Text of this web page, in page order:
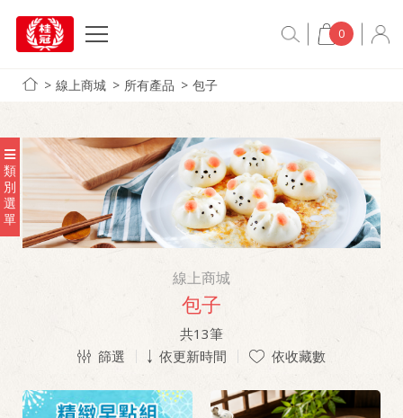
0
線上商城 所有產品 包子
類
別
選
單
線上商城
包子
共13筆
篩選
依更新時間 依收藏數